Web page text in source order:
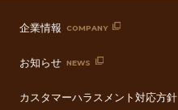
企業情報 COMPANY
お知らせ NEWS
カスタマーハラスメント対応方針